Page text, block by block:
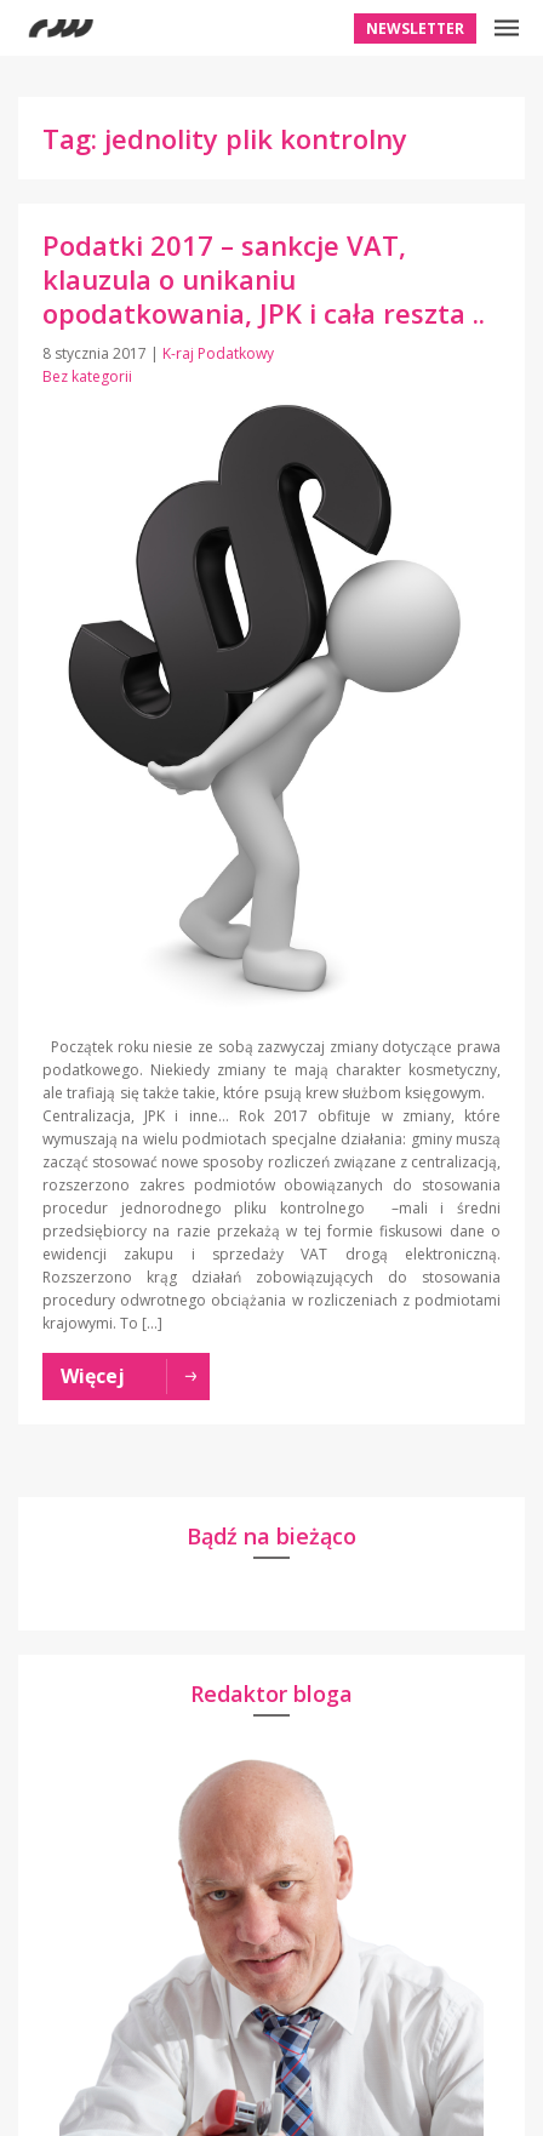
NEWSLETTER
Tag: jednolity plik kontrolny
Podatki 2017 – sankcje VAT,
klauzula o unikaniu
opodatkowania, JPK i cała reszta ..
8 stycznia 2017 | K-raj Podatkowy
Bez kategorii
Początek roku niesie ze sobą zazwyczaj zmiany dotyczące prawa
podatkowego. Niekiedy zmiany te mają charakter kosmetyczny,
ale trafiają się także takie, które psują krew służbom księgowym.
Centralizacja, JPK i inne… Rok 2017 obfituje w zmiany, które
wymuszają na wielu podmiotach specjalne działania: gminy muszą
zacząć stosować nowe sposoby rozliczeń związane z centralizacją,
rozszerzono zakres podmiotów obowiązanych do stosowania
procedur jednorodnego pliku kontrolnego –mali i średni
przedsiębiorcy na razie przekażą w tej formie fiskusowi dane o
ewidencji zakupu i sprzedaży VAT drogą elektroniczną.
Rozszerzono krąg działań zobowiązujących do stosowania
procedury odwrotnego obciążania w rozliczeniach z podmiotami
krajowymi. To […]
Więcej
Bądź na bieżąco
Redaktor bloga